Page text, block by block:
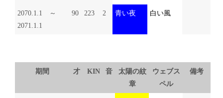
2070.1.1 ～
2071.1.1
90 223 2 青い夜 白い風
期間 才 KIN 音
太陽の紋
章
ウェブス
ペル
備考